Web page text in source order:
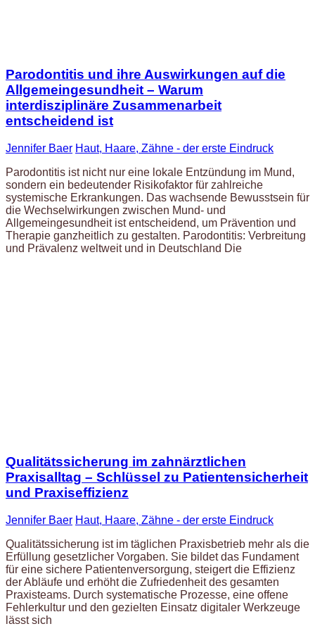
Parodontitis und ihre Auswirkungen auf die
Allgemeingesundheit – Warum
interdisziplinäre Zusammenarbeit
entscheidend ist
Jennifer Baer Haut, Haare, Zähne - der erste Eindruck
Parodontitis ist nicht nur eine lokale Entzündung im Mund,
sondern ein bedeutender Risikofaktor für zahlreiche
systemische Erkrankungen. Das wachsende Bewusstsein für
die Wechselwirkungen zwischen Mund- und
Allgemeingesundheit ist entscheidend, um Prävention und
Therapie ganzheitlich zu gestalten. Parodontitis: Verbreitung
und Prävalenz weltweit und in Deutschland Die
Qualitätssicherung im zahnärztlichen
Praxisalltag – Schlüssel zu Patientensicherheit
und Praxiseffizienz
Jennifer Baer Haut, Haare, Zähne - der erste Eindruck
Qualitätssicherung ist im täglichen Praxisbetrieb mehr als die
Erfüllung gesetzlicher Vorgaben. Sie bildet das Fundament
für eine sichere Patientenversorgung, steigert die Effizienz
der Abläufe und erhöht die Zufriedenheit des gesamten
Praxisteams. Durch systematische Prozesse, eine offene
Fehlerkultur und den gezielten Einsatz digitaler Werkzeuge
lässt sich